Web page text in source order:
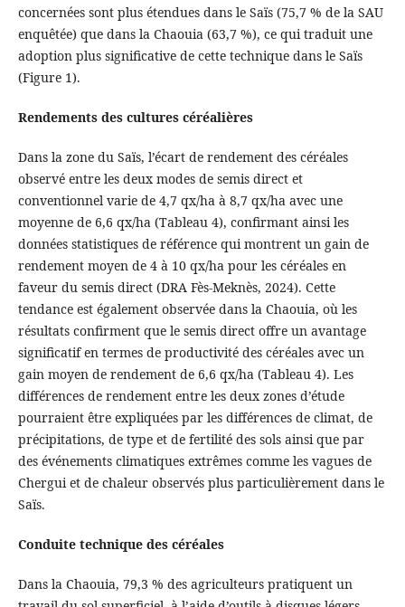
concernées sont plus étendues dans le Saïs (75,7 % de la SAU
enquêtée) que dans la Chaouia (63,7 %), ce qui traduit une
adoption plus significative de cette technique dans le Saïs
(Figure 1).
Rendements des cultures céréalières
Dans la zone du Saïs, l’écart de rendement des céréales
observé entre les deux modes de semis direct et
conventionnel varie de 4,7 qx/ha à 8,7 qx/ha avec une
moyenne de 6,6 qx/ha (Tableau 4), confirmant ainsi les
données statistiques de référence qui montrent un gain de
rendement moyen de 4 à 10 qx/ha pour les céréales en
faveur du semis direct (DRA Fès-Meknès, 2024). Cette
tendance est également observée dans la Chaouia, où les
résultats confirment que le semis direct offre un avantage
significatif en termes de productivité des céréales avec un
gain moyen de rendement de 6,6 qx/ha (Tableau 4). Les
différences de rendement entre les deux zones d’étude
pourraient être expliquées par les différences de climat, de
précipitations, de type et de fertilité des sols ainsi que par
des événements climatiques extrêmes comme les vagues de
Chergui et de chaleur observés plus particulièrement dans le
Saïs.
Conduite technique des céréales
Dans la Chaouia, 79,3 % des agriculteurs pratiquent un